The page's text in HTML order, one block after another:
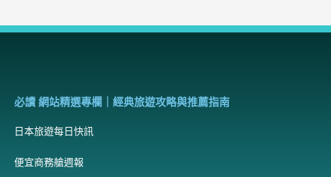
必讀 網站精選專欄｜經典旅遊攻略與推薦指南
日本旅遊每日快訊
便宜商務艙週報